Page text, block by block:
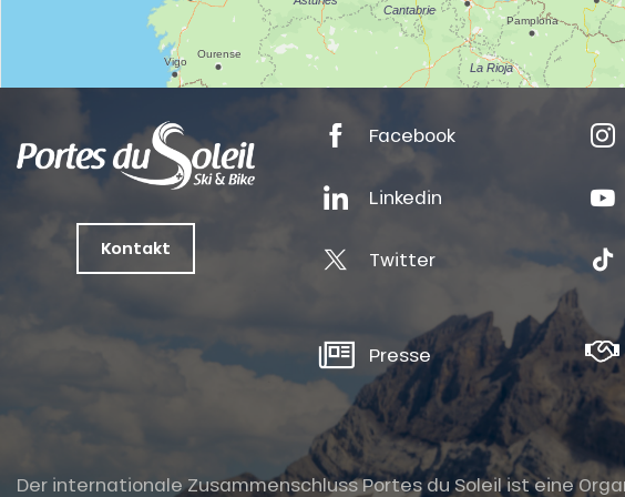
Kontakt
Facebook
Linkedin
Twitter
Presse
Der internationale Zusammenschluss Portes du Soleil ist eine